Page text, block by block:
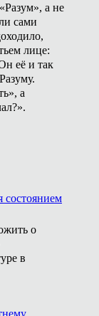
а не
сами
лице:
её и так
а
состоянием
о
в